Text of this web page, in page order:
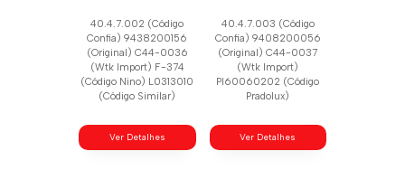
40.4.7.002 (Código
Confia) 9438200156
(Original) C44-0036
(Wtk Import) F-374
(Código Nino) L0313010
(Código Similar)
Ver Detalhes
40.4.7.003 (Código
Confia) 9408200056
(Original) C44-0037
(Wtk Import)
Pl60060202 (Código
Pradolux)
Ver Detalhes